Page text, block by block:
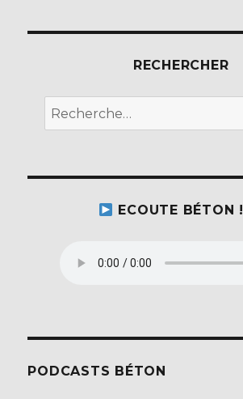
RECHERCHER
Recherche
pour :
ECOUTE BÉTON !
PODCASTS BÉTON